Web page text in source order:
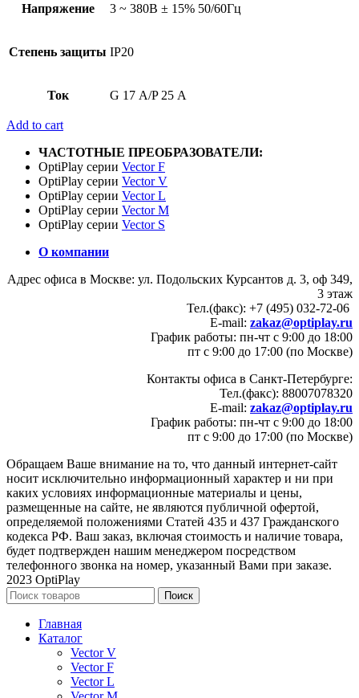
Напряжение 3 ~ 380В ± 15% 50/60Гц
Степень защиты IP20
Ток G 17 А/P 25 А
Add to cart
ЧАСТОТНЫЕ ПРЕОБРАЗОВАТЕЛИ:
OptiPlay серии Vector F
OptiPlay серии Vector V
OptiPlay серии Vector L
OptiPlay серии Vector M
OptiPlay серии Vector S
О компании
Адрес офиса в Москве: ул. Подольских Курсантов д. 3, оф 349,
3 этаж
Тел.(факс): +7 (495) 032-72-06
E-mail: zakaz@optiplay.ru
График работы: пн-чт с 9:00 до 18:00
пт с 9:00 до 17:00 (по Москве)
Контакты офиса в Санкт-Петербурге:
Тел.(факс): 88007078320
E-mail: zakaz@optiplay.ru
График работы: пн-чт с 9:00 до 18:00
пт с 9:00 до 17:00 (по Москве)
Обращаем Ваше внимание на то, что данный интернет-сайт
носит исключительно информационный характер и ни при
каких условиях информационные материалы и цены,
размещенные на сайте, не являются публичной офертой,
определяемой положениями Статей 435 и 437 Гражданского
кодекса РФ. Ваш заказ, включая стоимость и наличие товара,
будет подтвержден нашим менеджером посредством
телефонного звонка на номер, указанный Вами при заказе.
2023 OptiPlay
Поиск
Главная
Каталог
Vector V
Vector F
Vector L